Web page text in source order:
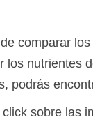
comparar
los nutrientes
podrás
click sobre las